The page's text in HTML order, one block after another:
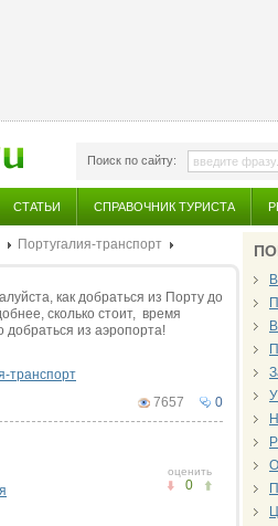
Поиск по сайту:
СТАТЬИ СПРАВОЧНИК ТУРИСТА
Португалия-транспорт
как добраться из Порту до
сколько стоит, время
добраться из аэропорта!
транспорт
0
7657
оценить
0